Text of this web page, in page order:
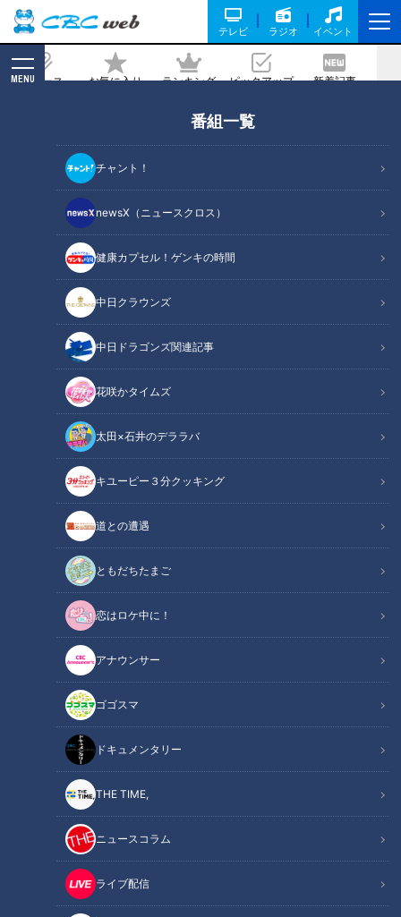
テレビ ラジオ イベント
ニュース お気に入り ランキング ピックアップ 新着記事
MENU
番組一覧
チャント！
newsX（ニュースクロス）
健康カプセル！ゲンキの時間
中日クラウンズ
中日ドラゴンズ関連記事
花咲かタイムズ
太田×石井のデララバ
キユーピー３分クッキング
道との遭遇
ともだちたまご
恋はロケ中に！
アナウンサー
ゴゴスマ
ドキュメンタリー
THE TIME,
ニュースコラム
ライブ配信
餅』を調査！ 内緒なんてもったいない！
みんなに教えたくなる愛され和菓子
記事に戻る
CBCテレビ『チャント！』いただきます！ほぼ地元だけ 愛されフード
この記事の画像（全7枚）
記事に戻る
この記事を見たあなたへのおすすめ